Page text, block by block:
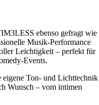
ebenso gefragt wie
Musik-Performance
Leichtigkeit – perfekt für
Events.
eigene Ton- und Lichttechnik
Wunsch – vom intimen